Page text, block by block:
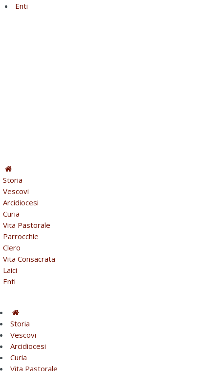
Enti
Storia
Vescovi
Arcidiocesi
Curia
Vita Pastorale
Parrocchie
Clero
Vita Consacrata
Laici
Enti
Storia
Vescovi
Arcidiocesi
Curia
Vita Pastorale